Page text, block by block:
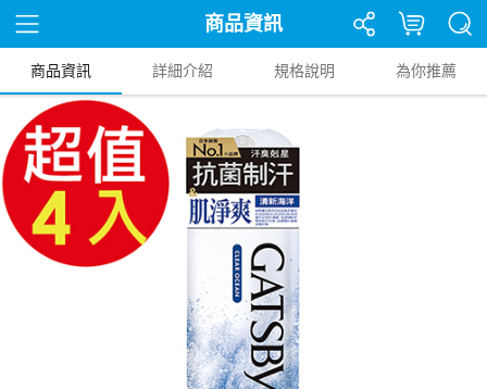
商品資訊
商品資訊 詳細介紹 規格說明 為你推薦